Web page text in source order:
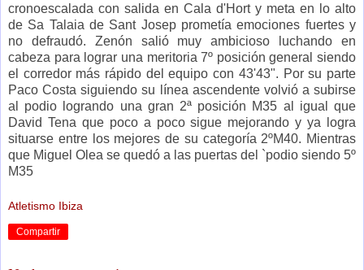
cronoescalada con salida en Cala d'Hort y meta en lo alto
de Sa Talaia de Sant Josep prometía emociones fuertes y
no defraudó. Zenón salió muy ambicioso luchando en
cabeza para lograr una meritoria 7º posición general siendo
el corredor más rápido del equipo con 43'43". Por su parte
Paco Costa siguiendo su línea ascendente volvió a subirse
al podio logrando una gran 2ª posición M35 al igual que
David Tena que poco a poco sigue mejorando y ya logra
situarse entre los mejores de su categoría 2ºM40. Mientras
que Miguel Olea se quedó a las puertas del `podio siendo 5º
M35
Atletismo Ibiza
Compartir